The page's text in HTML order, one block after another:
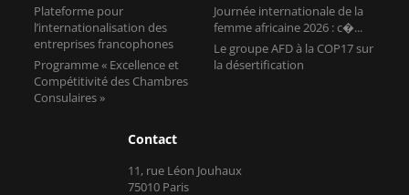
Plateforme pour
l’internationalisation des
entreprises francophones
Programme « Excellence et
Compétitivité des Chambres
Consulaires »
Journée internationale de la
femme africaine 2026 : c�...
Le groupe AFD à la COP17 sur
la désertification
Contact
11, rue Léon Jouhaux
75010 Paris